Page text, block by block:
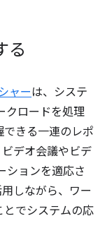
る
ャーは、システ
クロードを処理
できる一連のレポ
デオ会議やビデ
ションを適応さ
しながら、ワー
とでシステムの応